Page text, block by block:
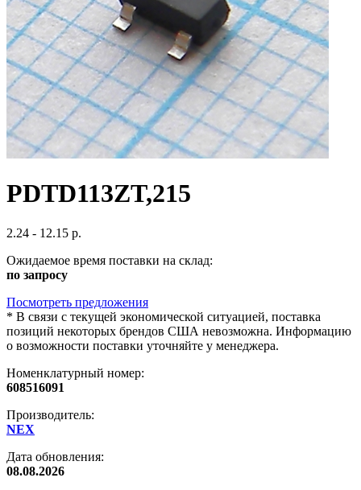
PDTD113ZT,215
2.24 - 12.15 р.
Ожидаемое время поставки на склад:
по запросу
Посмотреть предложения
* В связи с текущей экономической ситуацией, поставка
позиций некоторых брендов США невозможна. Информацию
о возможности поставки уточняйте у менеджера.
Номенклатурный номер:
608516091
Производитель:
NEX
Дата обновления:
08.08.2026